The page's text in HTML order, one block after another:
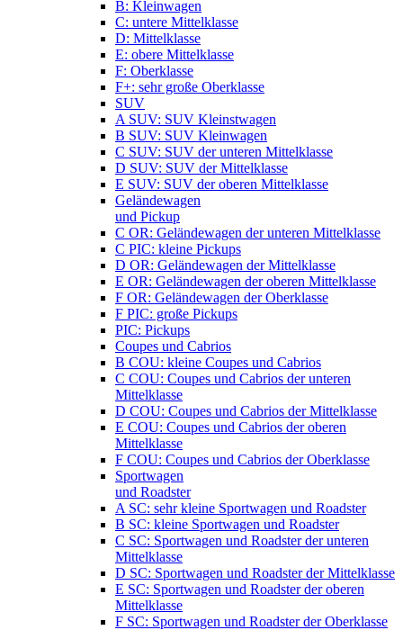
B: Kleinwagen
C: untere Mittelklasse
D: Mittelklasse
E: obere Mittelklasse
F: Oberklasse
F+: sehr große Oberklasse
SUV
A SUV: SUV Kleinstwagen
B SUV: SUV Kleinwagen
C SUV: SUV der unteren Mittelklasse
D SUV: SUV der Mittelklasse
E SUV: SUV der oberen Mittelklasse
Geländewagen
und Pickup
C OR: Geländewagen der unteren Mittelklasse
C PIC: kleine Pickups
D OR: Geländewagen der Mittelklasse
E OR: Geländewagen der oberen Mittelklasse
F OR: Geländewagen der Oberklasse
F PIC: große Pickups
PIC: Pickups
Coupes und Cabrios
B COU: kleine Coupes und Cabrios
C COU: Coupes und Cabrios der unteren
Mittelklasse
D COU: Coupes und Cabrios der Mittelklasse
E COU: Coupes und Cabrios der oberen
Mittelklasse
F COU: Coupes und Cabrios der Oberklasse
Sportwagen
und Roadster
A SC: sehr kleine Sportwagen und Roadster
B SC: kleine Sportwagen und Roadster
C SC: Sportwagen und Roadster der unteren
Mittelklasse
D SC: Sportwagen und Roadster der Mittelklasse
E SC: Sportwagen und Roadster der oberen
Mittelklasse
F SC: Sportwagen und Roadster der Oberklasse